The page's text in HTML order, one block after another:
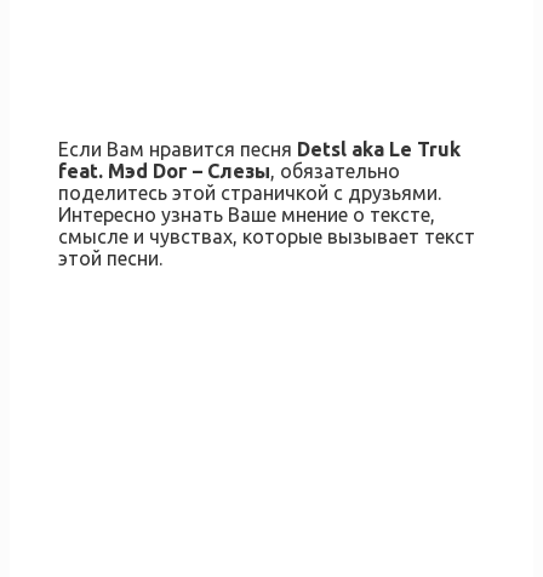
Если Вам нравится песня Detsl aka Le Truk
feat. Мэd Dог – Слезы, обязательно
поделитесь этой страничкой с друзьями.
Интересно узнать Ваше мнение о тексте,
смысле и чувствах, которые вызывает текст
этой песни.